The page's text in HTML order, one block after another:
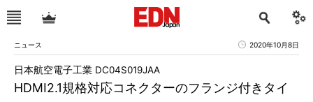
ニュース 2020年10月8日
HDMI2.1規格対応コネクターのフランジ付きタイ
日本航空電子工業 DC04S019JAA